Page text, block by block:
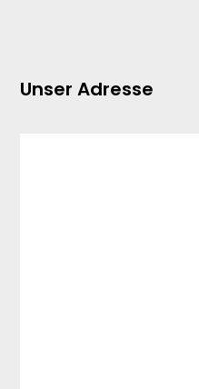
Unser Adresse